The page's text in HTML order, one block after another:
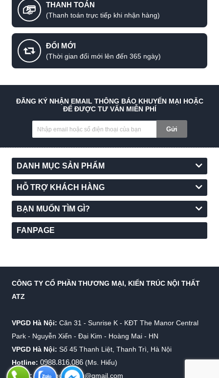
THANH TOÁN
(Thanh toán trực tiếp khi nhận hàng)
ĐỔI MỚI
(Thời gian đổi mới lên đến 365 ngày)
ĐĂNG KÝ NHẬN EMAIL THÔNG BÁO KHUYẾN MẠI HOẶC
ĐỂ ĐƯỢC TƯ VẤN MIỄN PHÍ
Gửi
DANH MỤC SẢN PHẨM
HỖ TRỢ KHÁCH HÀNG
BẠN MUỐN TÌM GÌ?
FANPAGE
CÔNG TY CỔ PHẦN THƯƠNG MẠI, KIẾN TRÚC NỘI THẤT
ATZ
VPGD Hà Nội: Căn 31 - Sunrise K - KĐT The Manor Central
Park - Nguyễn Xiển - Đại Kim - Hoàng Mai - HN
VPGD Hà Nội: Số 45 Thanh Liệt, Thanh Trì, Hà Nội
Hotline: 0988.816.086 (Ms. Hiếu)
Email:info.virgolighting@gmail.com